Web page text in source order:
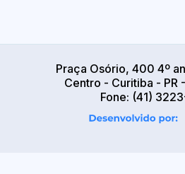
Praça Osório, 400 4º
Centro - Curitiba - PR
Fone: (41)